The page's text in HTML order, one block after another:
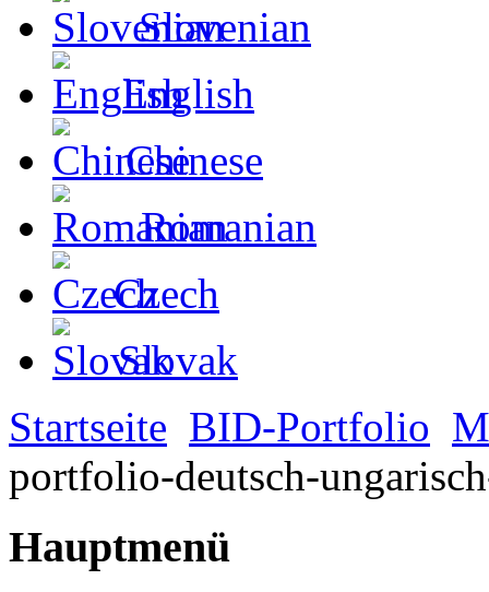
Slovenian
English
Chinese
Romanian
Czech
Slovak
Startseite BID-Portfolio
portfolio-deutsch-
Hauptmenü